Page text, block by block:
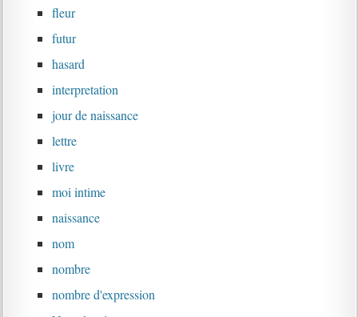
fleur
futur
hasard
interpretation
jour de naissance
lettre
livre
moi intime
naissance
nom
nombre
nombre d'expression